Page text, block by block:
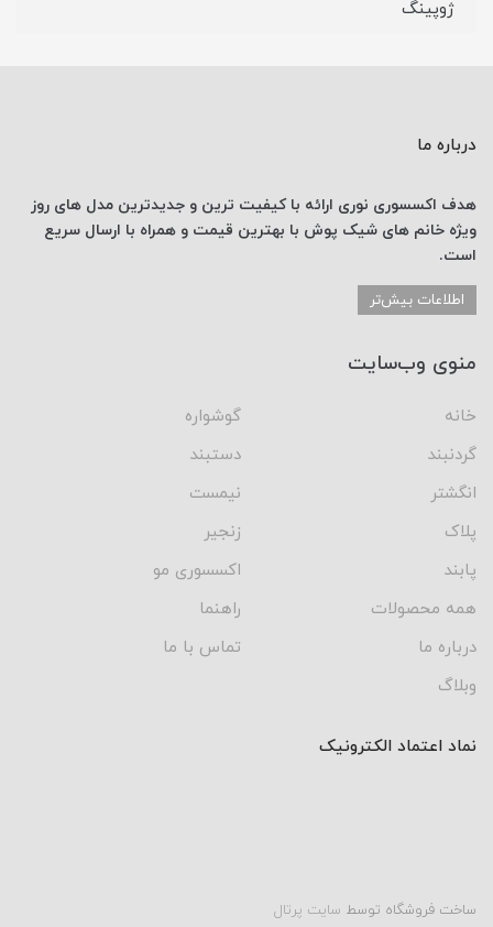
ژوپینگ
درباره ما
هدف اکسسوری نوری ارائه با کیفیت ترین و جدیدترین مدل های روز
ویژه خانم های شیک پوش با بهترین قیمت و همراه با ارسال سریع
است.
اطلاعات بیش‌تر
منوی وب‌سایت
خانه
گوشواره
گردنبند
دستبند
انگشتر
نیمست
پلاک
زنجیر
پابند
اکسسوری مو
همه محصولات
راهنما
درباره ما
تماس با ما
وبلاگ
نماد اعتماد الکترونیک
ساخت فروشگاه توسط سایت پرتال